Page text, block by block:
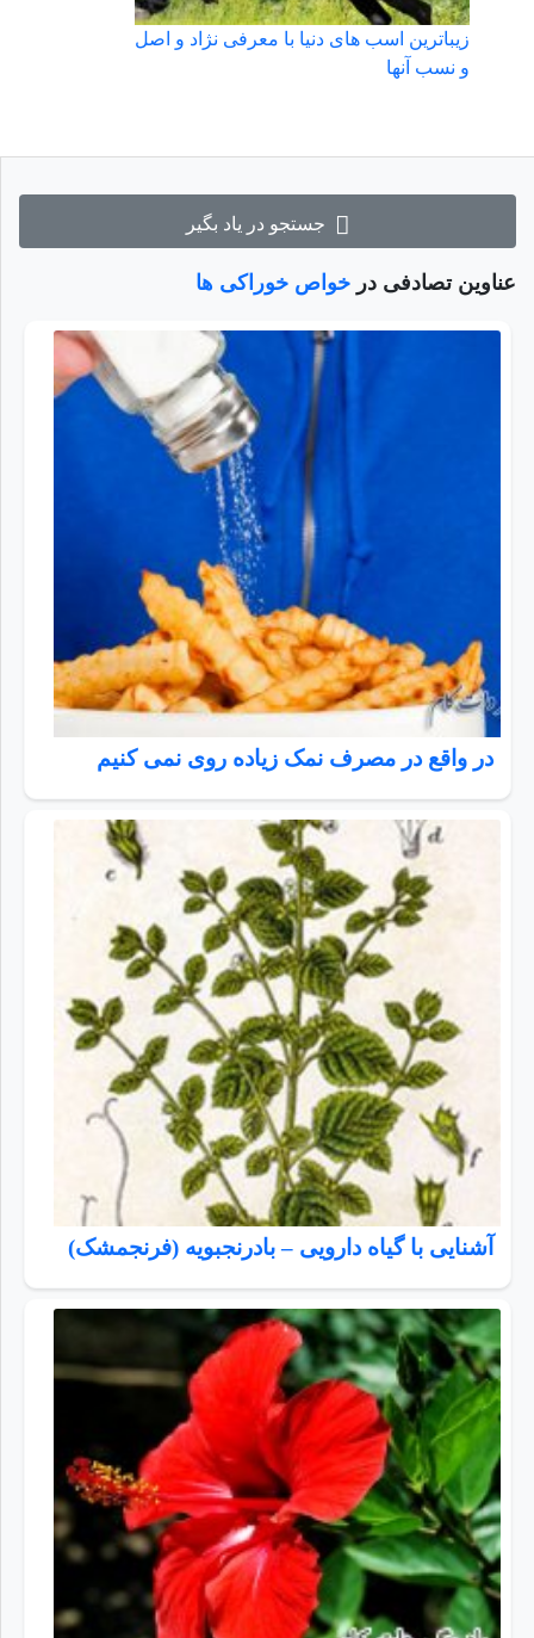
جستجو در یاد بگیر
عناوین تصادفی در خواص خوراکی ها
در واقع در مصرف نمک زیاده روی نمی کنیم
آشنایی با گیاه دارویی – بادرنجبویه (فرنجمشک)
زیباترین اسب های دنیا با معرفی نژاد و اصل
و نسب آنها